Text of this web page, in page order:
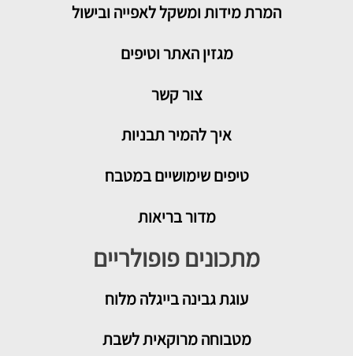
המרת מידות ומשקל לאפייה ובישול
מגזין האתר וטיפים
צור קשר
איך להמיר תבניות
טיפים שימושיים במטבח
מדור בריאות
מתכונים פופולריים
עוגת גבינה בייגלה מלוח
מטבוחה מרוקאית לשבת